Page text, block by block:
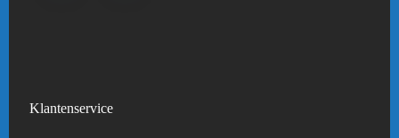
Klantenservice